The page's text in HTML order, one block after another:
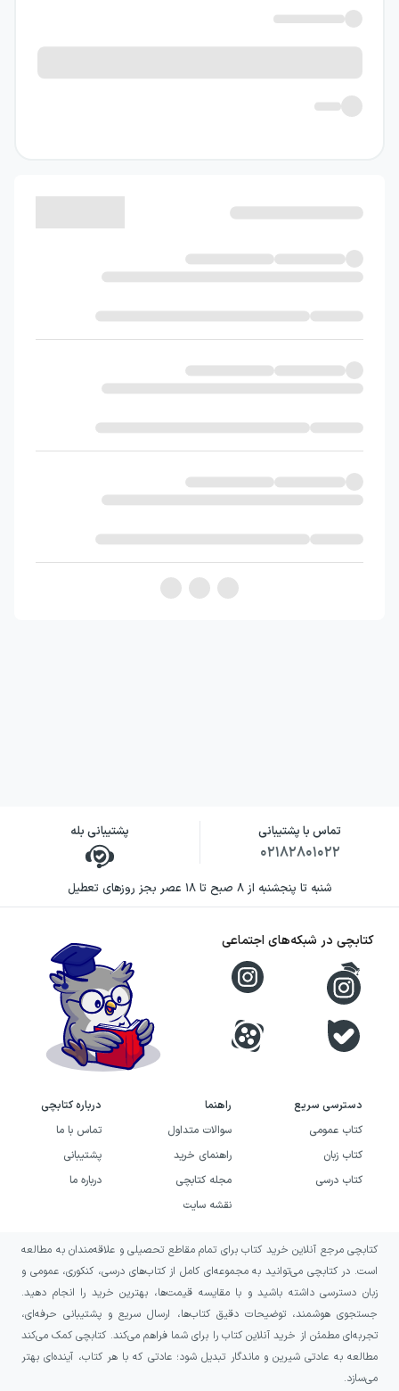
تماس با پشتیبانی
۰۲۱۸۲۸۰۱۰۲۲
پشتیبانی بله
شنبه تا پنجشنبه از ۸ صبح تا ۱۸ عصر بجز روزهای تعطیل
دسترسی سریع
کتاب عمومی
کتاب زبان
کتاب درسی
راهنما
سوالات متداول
راهنمای خرید
مجله کتابچی
نقشه سایت
درباره کتابچی
تماس با ما
پشتیبانی
درباره ما
کتابچی در شبکه‌های اجتماعی
کتابچی مرجع آنلاین خرید کتاب برای تمام مقاطع تحصیلی و علاقه‌مندان به مطالعه
است. در کتابچی می‌توانید به مجموعه‌ای کامل از کتاب‌های درسی، کنکوری، عمومی و
زبان دسترسی داشته باشید و با مقایسه قیمت‌ها، بهترین خرید را انجام دهید.
جستجوی هوشمند، توضیحات دقیق کتاب‌ها، ارسال سریع و پشتیبانی حرفه‌ای،
تجربه‌ای مطمئن از خرید آنلاین کتاب را برای شما فراهم می‌کند. کتابچی کمک می‌کند
مطالعه به عادتی شیرین و ماندگار تبدیل شود؛ عادتی که با هر کتاب، آینده‌ای بهتر
می‌سازد.